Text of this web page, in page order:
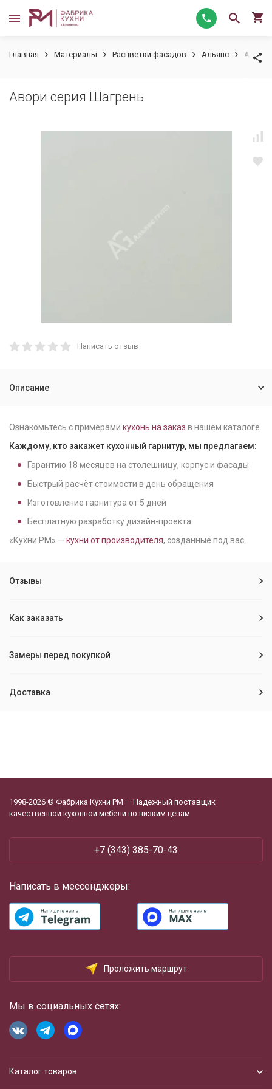
Главная Материалы Расцветки фасадов Альянс Авори
Авори серия Шагрень
Написать отзыв
Описание
Ознакомьтесь с примерами кухонь на заказ в нашем каталоге.
Каждому, кто закажет кухонный гарнитур, мы предлагаем:
Гарантию 18 месяцев на столешницу, корпус и фасады
Быстрый расчёт стоимости в день обращения
Изготовление гарнитура от 5 дней
Бесплатную разработку дизайн-проекта
«Кухни РМ» — кухни от производителя, созданные под вас.
Отзывы
Как заказать
Замеры перед покупкой
Доставка
1998-2026 © Фабрика Кухни РМ — Надежный поставщик
качественной кухонной мебели по низким ценам
‪+7 (343) 385-70-43
Написать в мессенджеры:
Проложить маршрут
Мы в социальных сетях:
Каталог товаров